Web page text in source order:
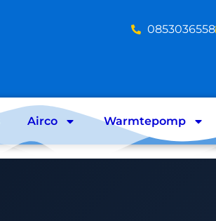
‪0853036558
Airco Warmtepomp